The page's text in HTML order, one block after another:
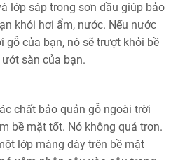
lớp sáp trong sơn dầu giúp bảo
khỏi hơi ẩm, nước. Nếu nước
gỗ của bạn, nó sẽ trượt khỏi bề
sàn của bạn.
chất bảo quản gỗ ngoài trời
bề mặt tốt. Nó không quá trơn.
lớp màng dày trên bề mặt